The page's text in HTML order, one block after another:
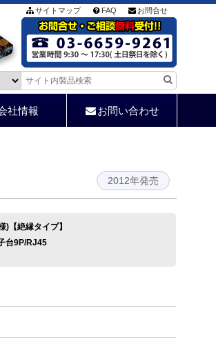
サイトマップ FAQ お問合せ
社情報 お問い合わせ
2012年発売
【絶縁タイプ】
台9P/RJ45